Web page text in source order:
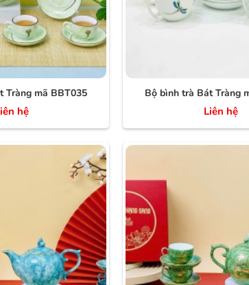
Tràng mã BBT035
hệ
Bộ bình trà Bát Tràng
Liên hệ